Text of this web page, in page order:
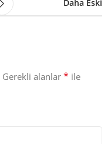
Daha Eski
Gerekli alanlar * ile